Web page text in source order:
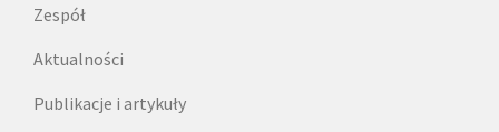
Zespół
Aktualności
Publikacje i artykuły